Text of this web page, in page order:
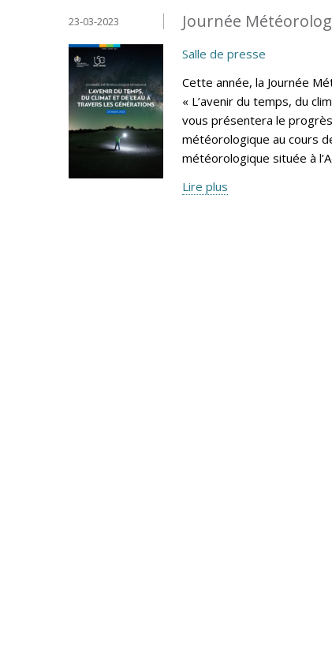
Journée
23-03-2023
Salle de presse
Cette année, la Journée
« L’avenir du temps, du
vous présentera le
météorologique au cours
météorologique située à
Lire plus